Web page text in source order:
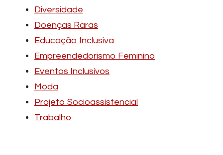
Diversidade
Doenças Raras
Educação Inclusiva
Empreendedorismo Feminino
Eventos Inclusivos
Moda
Projeto Socioassistencial
Trabalho